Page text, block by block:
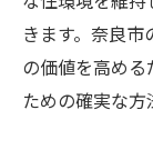
きます。奈良
の価値を高める
ための確実な方